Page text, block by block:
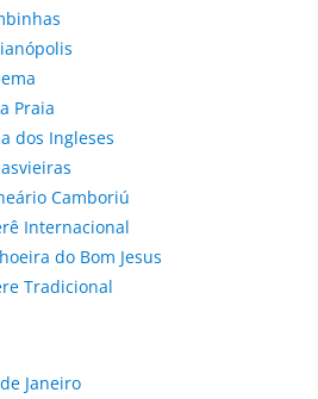
Praia
dos Ingleses
Camboriú
Internacional
do Bom Jesus
Tradicional
Janeiro